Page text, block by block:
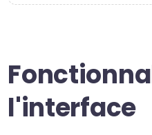
l'interface